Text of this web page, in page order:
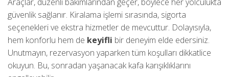
güvenlik sağlanır. Kiralama işlemi sırasında, sigorta
seçenekleri ve ekstra hizmetler de mevcuttur. Dolayısıyla,
hem konforlu hem de keyifli bir deneyim elde edersiniz.
Unutmayın, rezervasyon yaparken tüm koşulları dikkatlice
okuyun. Bu, sonradan yaşanacak kafa karışıklıklarını